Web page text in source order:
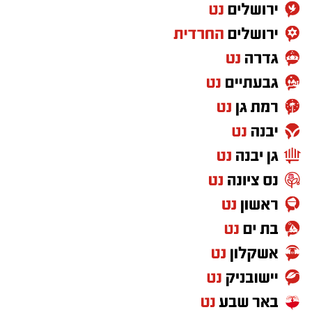
Protein Mineral Premium Pre Treatment
Shampoo
בנוסף, נמצא כי המוצר
HAIR STRAIGHTENING GEL
במאגרי משרד הבריאות, מסומן כמכיל
גליאוקסילית
להחלקת שיער בישראל.
במשרד הבריאות מסבירים כי קיים קשר סיבתי בין
שימוש במוצרי החלקת שיער המכילים חומצה
גליאוקסילית לבין תופעות לוואי חמורות, ובהן
מקרים שלכשל כלייתי
עוד נמסר כי בבדיקה שערכה המחלקה לתמרוקים
מול היצרן הרשום במאגר, חברת "תלתל", התברר
כי נמצאו בביקורת מוצרים הנושאים את השמות